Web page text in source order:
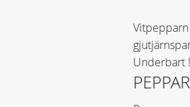
Underbart !